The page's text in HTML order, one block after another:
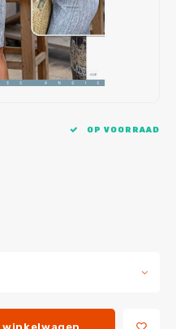
OP VOORRAAD
winkelwagen